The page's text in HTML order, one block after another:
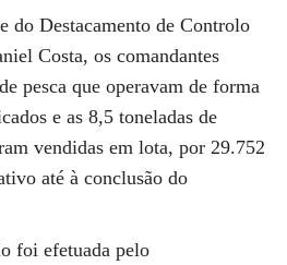
do Destacamento de Controlo
Costa, os comandantes
pesca que operavam de forma
e as 8,5 toneladas de
vendidas em lota, por 29.752
até à conclusão do
foi efetuada pelo